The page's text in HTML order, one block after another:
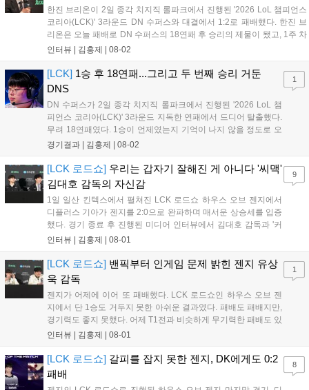
한진 브리온이 2일 종각 치지직 롤파크에서 진행된 '2026 LoL 챔피언스
코리아(LCK)' 3라운드 DN 수퍼스와 대결에서 1:2로 패배했다. 한진 브
리온은 오늘 패배로 DN 수퍼스의 18연패 후 승리의 제물이 됐고, 1주 차
에 2패를 당하며 좋지 못한 출발을 알렸다. 이하 한진 브리온 김상수 감
인터뷰 | 김홍제 | 08-02
[LCK] 1승 후 18연패...그리고 두 번째 승리 거둔
DNS
DN 수퍼스가 2일 종각 치지직 롤파크에서 진행된 '2026 LoL 챔
피언스 코리아(LCK)' 3라운드 지독한 연패에서 드디어 탈출했다.
무려 18연패였다. 1승이 언제였는지 기억이 나지 않을 정도로 오
래전이 맛봤던 승리의 달콤함을 3라운드 시작 후 두 번째 경기만
기록했고, DNS는 미드 전...
경기결과 | 김홍제 | 08-02
1
[LCK 로드쇼] 우리는 갑자기 잘해진 게 아니다 '씨맥'
김대호 감독의 자신감
1일 일산 킨텍스에서 펼쳐진 LCK 로드쇼 하우스 오브 젠지에서
디플러스 기아가 젠지를 2:0으로 완파하며 매서운 상승세를 입증
했다. 경기 종료 후 진행된 미디어 인터뷰에서 김대호 감독과 '커
리어' 오형석은 승리 소감과 함께 최근 눈부신 경기력 향상의 비
우스 오브 젠지에서 2:0으로 승리한...
인터뷰 | 김홍제 | 08-01
9
[LCK 로드쇼] 밴픽부터 인게임 문제 밝힌 젠지 유상
욱 감독
젠지가 어제에 이어 또 패배했다. LCK 로드쇼인 하우스 오브 젠
지에서 단 1승도 거두지 못한 아쉬운 결과였다. 패배도 패배지만,
경기력도 좋지 못했다. 어제 T1전과 비슷하게 무기력한 패배도 있
었고, 팀적인 움직임이 많이 둔해보이며 평소 알던 젠지의 모습은
이다. Q. 오늘 경기에 대한 총평...
인터뷰 | 김홍제 | 08-01
1
[LCK 로드쇼] 갈피를 잡지 못한 젠지, DK에게도 0:2
패배
8